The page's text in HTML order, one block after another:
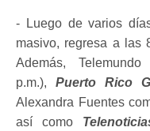
- Luego de varios
masivo, regresa a las
Además,
p.m.), Puerto Rico
Alexandra Fuentes
así como